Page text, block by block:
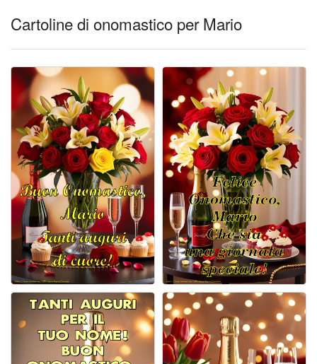
Cartoline di onomastico per Mario